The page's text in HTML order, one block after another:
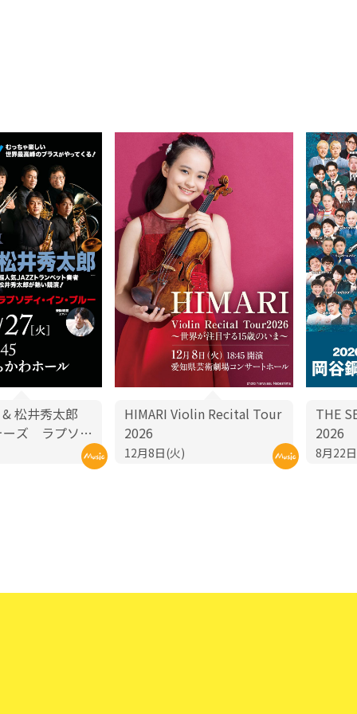
& 松井秀太郎
ーズ ラプソ
HIMARI Violin Recital Tour
2026
12月8日(火)
THE
2026
8月22